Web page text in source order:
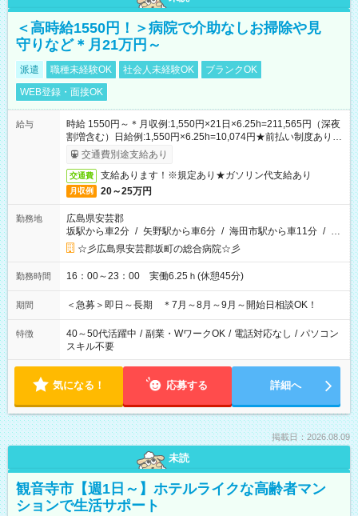
＜高時給1550円！＞病院で介助なしお掃除や見
守りなど＊月21万円～
派遣 職種未経験OK 社会人未経験OK
ブランクOK
WEB登録・面接OK
給与
時給 1550円～＊月収例:1,550円×21日×6.25h=211,565円（深夜
割増含む）日給例:1,550円×6.25h=10,074円★前払い制度あり
（会社規定内）
交通費別途支給あり
交通費 支給あります！※規定あり★ガソリン代支給あり
月収例 20～25万円
勤務地
広島県安芸郡
坂駅から車2分 / 矢野駅から車6分 / 海田市駅から車11分 / …
☆彡広島県安芸郡坂町の総合病院☆彡
勤務時間 16：00～23：00 実働6.25ｈ(休憩45分)
期間 ＜急募＞即日～長期 ＊7月～8月～9月～開始日相談OK！
特徴 40～50代活躍中 / 副業・WワークOK / 電話対応なし / パソコン
スキル不要
気になる！ 応募する 詳細へ
掲載日：2026.08.09
未読
観音寺市【週1日～】ホテルライクな高齢者マン
ションで生活サポート